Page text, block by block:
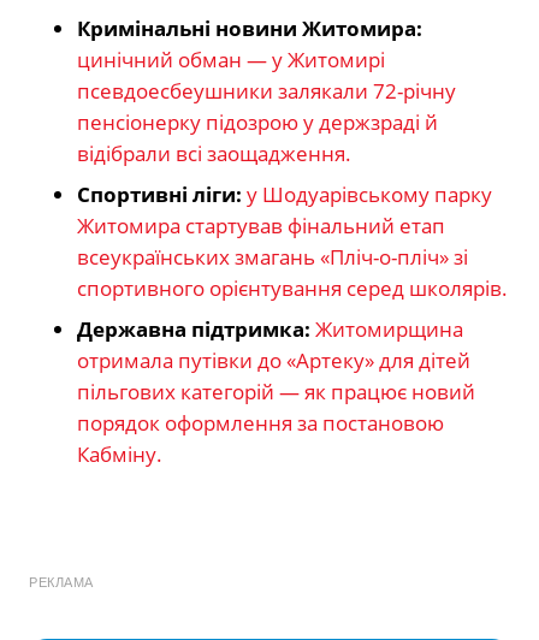
Кримінальні новини Житомира:
цинічний обман — у Житомирі
псевдоесбеушники залякали 72-річну
пенсіонерку підозрою у держзраді й
відібрали всі заощадження.
Спортивні ліги: у Шодуарівському парку
Житомира стартував фінальний етап
всеукраїнських змагань «Пліч-о-пліч» зі
спортивного орієнтування серед школярів.
Державна підтримка: Житомирщина
отримала путівки до «Артеку» для дітей
пільгових категорій — як працює новий
порядок оформлення за постановою
Кабміну.
РЕКЛАМА